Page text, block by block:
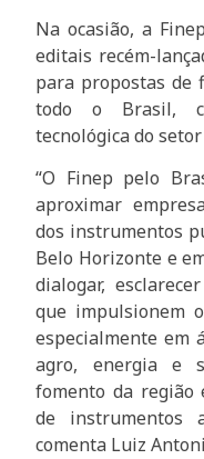
Na ocasião, a
editais recém-
para propostas de
todo o Brasil,
tecnológica do
“O Finep pelo
aproximar
dos instrumentos
Belo Horizonte e
dialogar,
que impulsionem
especialmente em
agro, energia e
fomento da
de instrumentos
comenta Luiz